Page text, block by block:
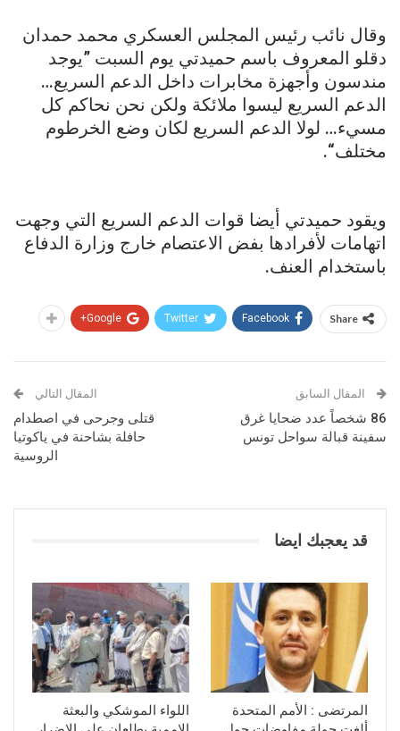
وقال نائب رئيس المجلس العسكري محمد حمدان
دقلو المعروف باسم حميدتي يوم السبت ”يوجد
مندسون وأجهزة مخابرات داخل الدعم السريع…
الدعم السريع ليسوا ملائكة ولكن نحن نحاكم كل
مسيء… لولا الدعم السريع لكان وضع الخرطوم
مختلف“.
ويقود حميدتي أيضا قوات الدعم السريع التي وجهت
اتهامات لأفرادها بفض الاعتصام خارج وزارة الدفاع
باستخدام العنف.
Share
Facebook
Twitter
Google+
المقال السابق
86 شخصاً عدد ضحايا غرق
سفينة قبالة سواحل تونس
المقال التالي
قتلى وجرحى في اصطدام
حافلة بشاحنة في ياكوتيا
الروسية
قد يعجبك ايضا
المرتضى : الأمم المتحدة
اللواء الموشكي والبعثة